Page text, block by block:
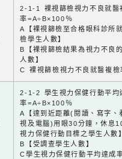
2-1-1 裸視篩檢視力不良就醫
率=A÷B×100％
A【裸視篩檢至合格眼科診所
檢學生人數】
B【裸視篩檢結果為視力不良
人數】
C 裸視篩檢視力不良就醫複檢
2-1-2 學生視力保健行動平均
率=A÷B×100％
A【達到近距離(閱讀、寫字、
視及電腦)用眼30分鐘，休息
視力保健行動目標之學生人數
B【受調查學生人數】
C學生視力保健行動平均達成